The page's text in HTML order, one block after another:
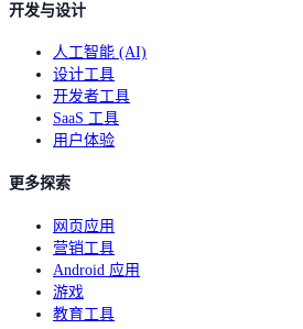
开发与设计
人工智能 (AI)
设计工具
开发者工具
SaaS 工具
用户体验
更多探索
网页应用
营销工具
Android 应用
游戏
教育工具